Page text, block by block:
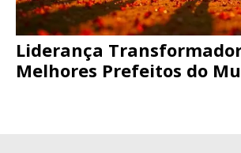
Liderança
Melhores Prefeitos do